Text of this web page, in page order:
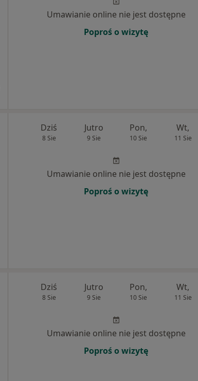
Umawianie online nie jest dostępne
Poproś o wizytę
Dziś
8 Sie
Jutro
9 Sie
Pon,
10 Sie
Wt,
11 Sie
Umawianie online nie jest dostępne
Poproś o wizytę
Dziś
8 Sie
Jutro
9 Sie
Pon,
10 Sie
Wt,
11 Sie
Umawianie online nie jest dostępne
Poproś o wizytę